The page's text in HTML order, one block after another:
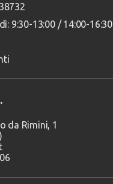
9:30-13:00 / 14:00-16:30
da Rimini, 1